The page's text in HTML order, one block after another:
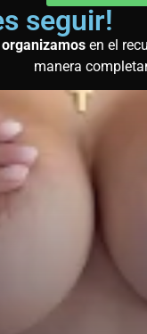
seguir!
en el
manera